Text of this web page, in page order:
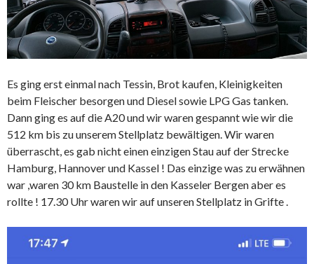
Es ging erst einmal nach Tessin, Brot kaufen, Kleinigkeiten
beim Fleischer besorgen und Diesel sowie LPG Gas tanken.
Dann ging es auf die A20 und wir waren gespannt wie wir die
512 km bis zu unserem Stellplatz bewältigen. Wir waren
überrascht, es gab nicht einen einzigen Stau auf der Strecke
Hamburg, Hannover und Kassel ! Das einzige was zu erwähnen
war ,waren 30 km Baustelle in den Kasseler Bergen aber es
rollte ! 17.30 Uhr waren wir auf unseren Stellplatz in Grifte .